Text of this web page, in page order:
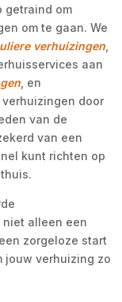
getraind om
om te gaan. We
verhuizingen
aan
, en
door
van de
van een
kunt richten op
alleen een
zorgeloze start
jouw verhuizing zo